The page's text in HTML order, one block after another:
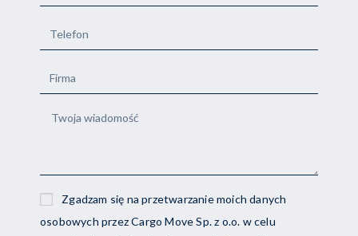
Zgadzam się na przetwarzanie moich danych
osobowych przez Cargo Move Sp. z o.o. w celu